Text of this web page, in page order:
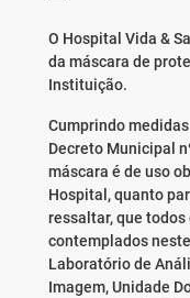
O Hospital Vida &
da máscara de
Instituição.
Cumprindo
Decreto Municipal
máscara é de uso
Hospital, quanto
ressaltar, que
contemplados
Laboratório de
Imagem, Unidade